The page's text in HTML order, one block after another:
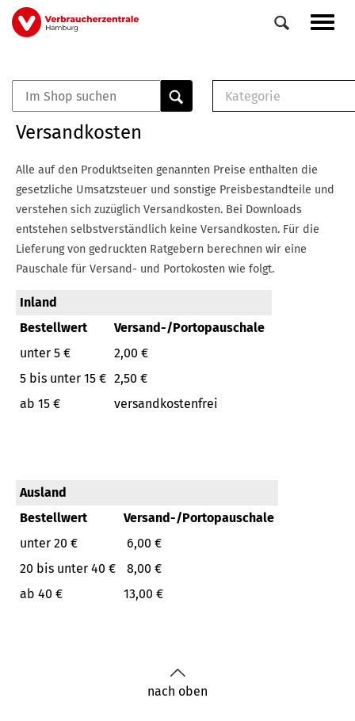
Direkt
zum
Veranstaltungen
0
Kategorie
E-Broschüre
Checklisten (PDF)
Broschüre
Buch
Versandkosten
Alle auf den Produktseiten genannten Preise enthalten die
gesetzliche Umsatzsteuer und sonstige Preisbestandteile und
verstehen sich zuzüglich Versandkosten. Bei Downloads
entstehen selbstverständlich keine Versandkosten. Für die
Lieferung von gedruckten Ratgebern berechnen wir eine
Pauschale für Versand- und Portokosten wie folgt.
Inland
Bestellwert
Versand-/Portopauschale
unter 5 €
2,00 €
5 bis unter 15 € 2,50 €
ab 15 €
versandkostenfrei
Ausland
Bestellwert
Versand-/Portopauschale
unter 20 €
6,00 €
20 bis unter 40 €
8,00 €
ab 40 €
13,00 €
nach oben